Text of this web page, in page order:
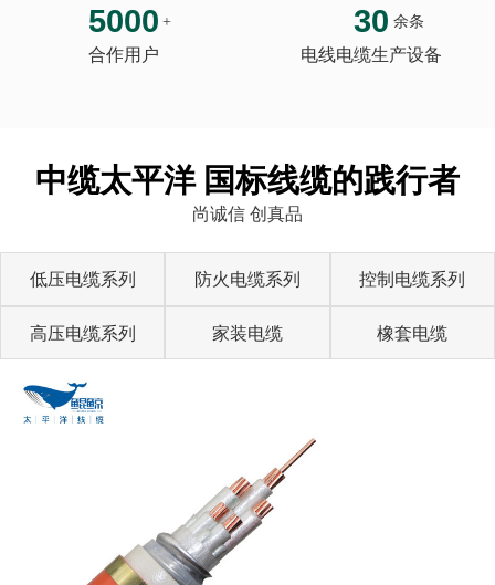
5000 +
合作用户
30 余条
电线电缆生产设备
中缆太平洋 国标线缆的践行者
尚诚信 创真品
低压电缆系列 防火电缆系列 控制电缆系列
高压电缆系列 家装电缆 橡套电缆